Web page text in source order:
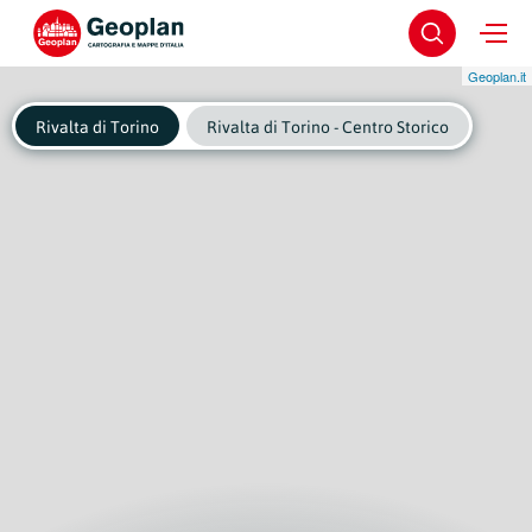
Geoplan.it
Rivalta di Torino Rivalta di Torino - Centro Storico